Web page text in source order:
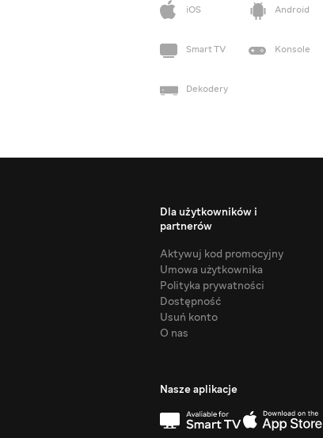
iOS
Android
Smart TV Konsole
Dekodery
Dla użytkowników i
partnerów
Aktywuj kod promocyjny
Umowa użytkownika
Polityka prywatności
Dostępność
Usuń konto
O nas
Nasze aplikacje